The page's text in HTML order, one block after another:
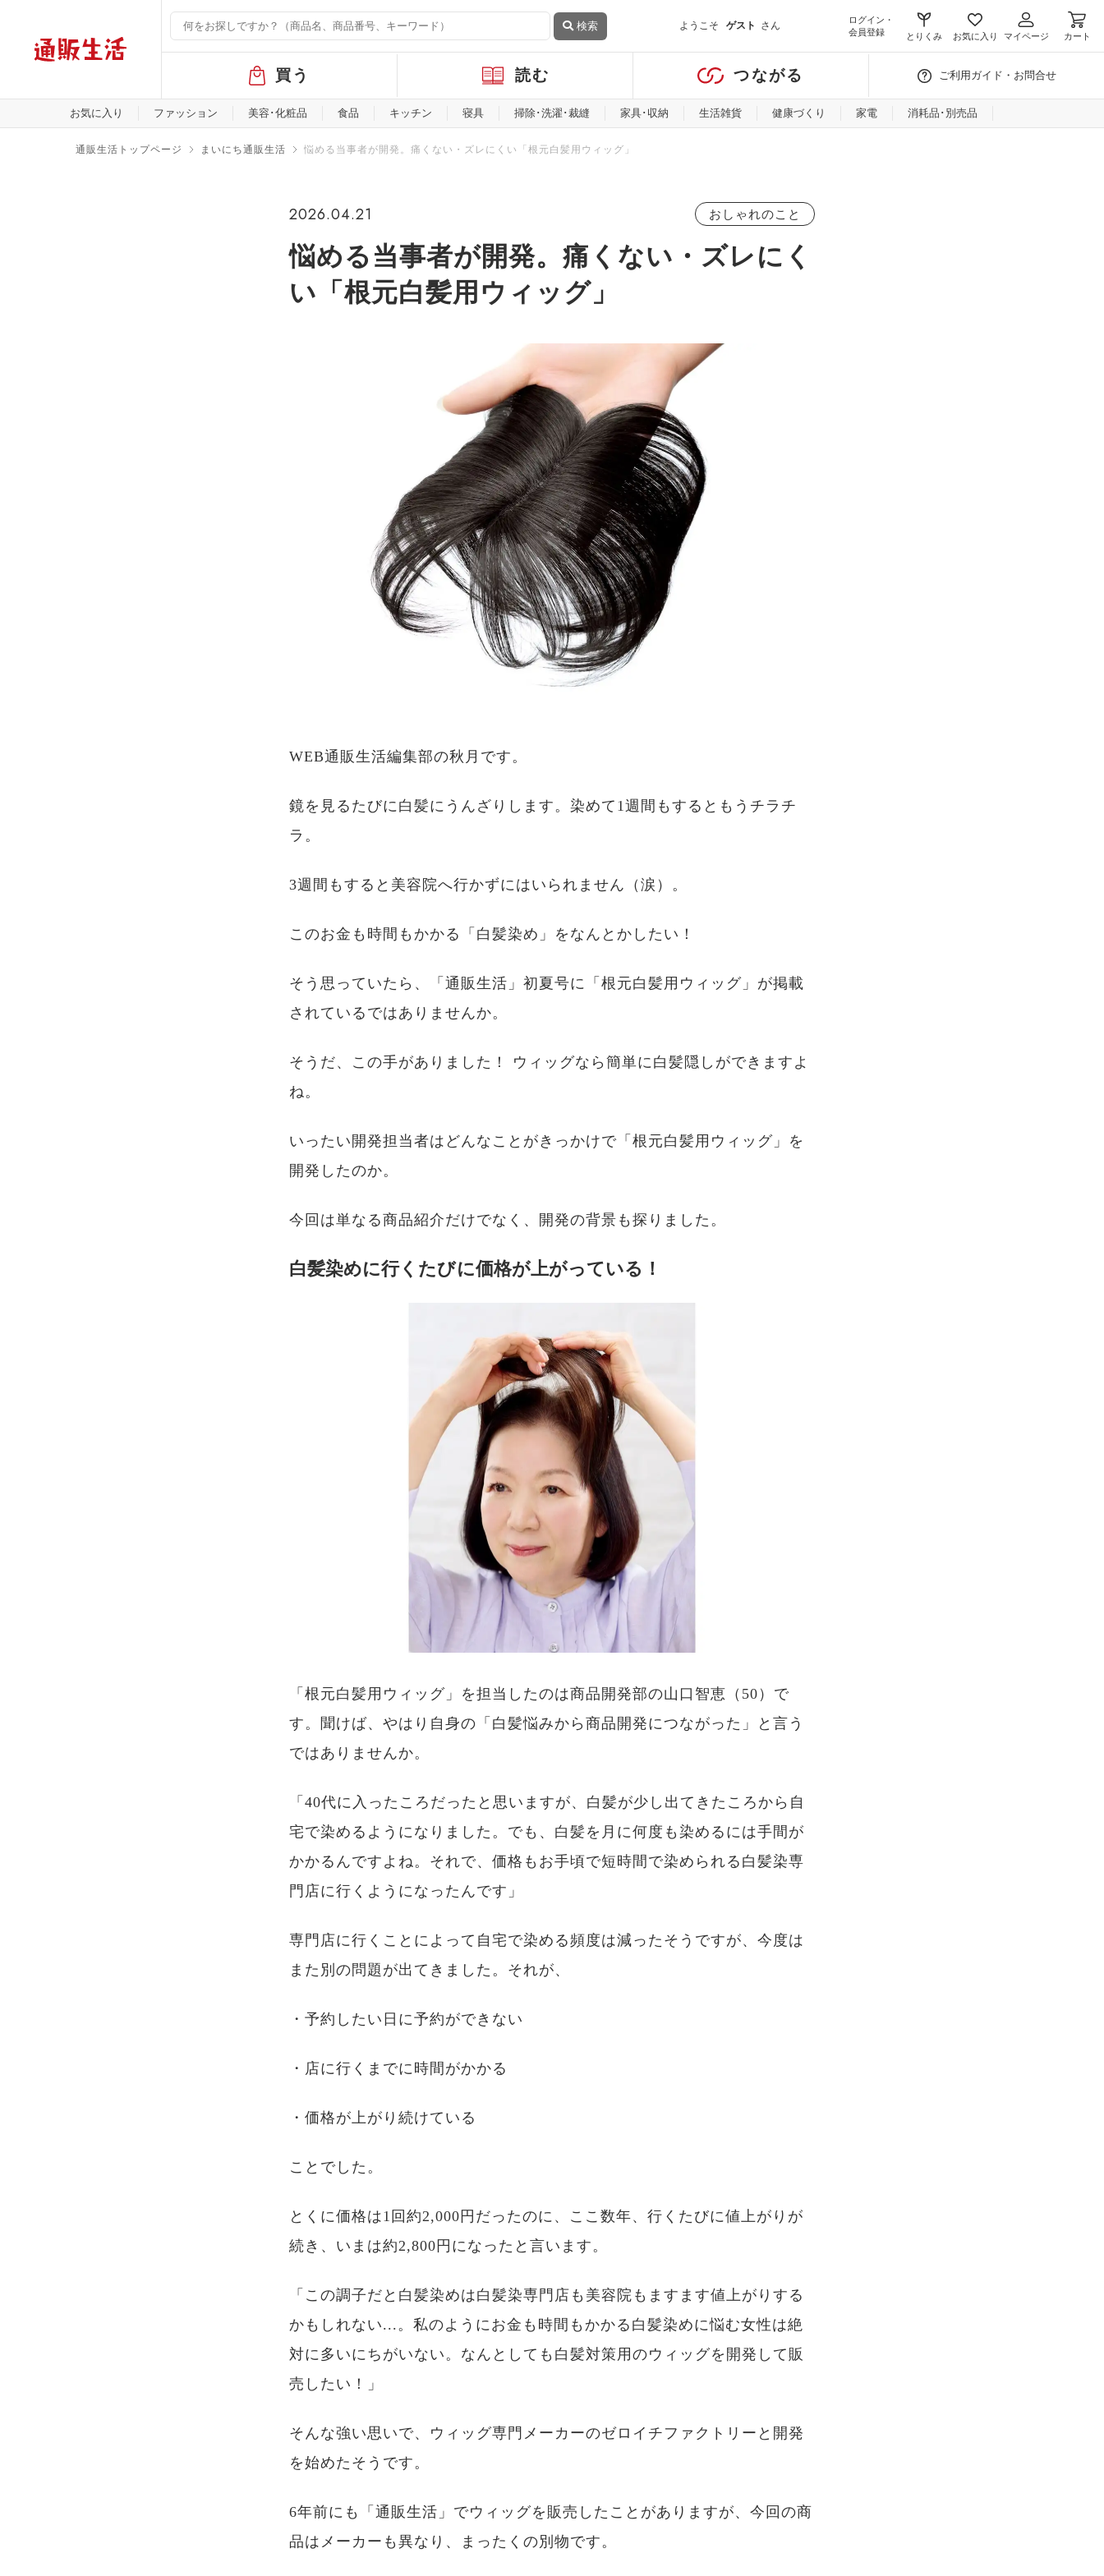
検索 ようこそ ゲスト さん
ログイン・
会員登録
とりくみ お気に入り マイページ カート
バ
ル
メ
買う 読む つながる ご利用ガイド・お問合せ
お気に入り ファッション 美容･化粧品 食品 キッチン 寝具 掃除･洗濯･裁縫 家具･収納 生活雑貨 健康づくり 家電 消耗品･別売品
通販生活トップページ まいにち通販生活 悩める当事者が開発。痛くない・ズレにくい「根元白髪用ウィッグ」
2026.04.21 おしゃれのこと
悩める当事者が開発。痛くない・ズレにく
い「根元白髪用ウィッグ」
WEB通販生活編集部の秋月です。
鏡を見るたびに白髪にうんざりします。染めて1週間もするともうチラチ
ラ。
3週間もすると美容院へ行かずにはいられません（涙）。
このお金も時間もかかる「白髪染め」をなんとかしたい！
そう思っていたら、「通販生活」初夏号に「根元白髪用ウィッグ」が掲載
されているではありませんか。
そうだ、この手がありました！ ウィッグなら簡単に白髪隠しができますよ
ね。
いったい開発担当者はどんなことがきっかけで「根元白髪用ウィッグ」を
開発したのか。
今回は単なる商品紹介だけでなく、開発の背景も探りました。
白髪染めに行くたびに価格が上がっている！
「根元白髪用ウィッグ」を担当したのは商品開発部の山口智恵（50）で
す。聞けば、やはり自身の「白髪悩みから商品開発につながった」と言う
ではありませんか。
「40代に入ったころだったと思いますが、白髪が少し出てきたころから自
宅で染めるようになりました。でも、白髪を月に何度も染めるには手間が
かかるんですよね。それで、価格もお手頃で短時間で染められる白髪染専
門店に行くようになったんです」
専門店に行くことによって自宅で染める頻度は減ったそうですが、今度は
また別の問題が出てきました。それが、
・予約したい日に予約ができない
・店に行くまでに時間がかかる
・価格が上がり続けている
ことでした。
とくに価格は1回約2,000円だったのに、ここ数年、行くたびに値上がりが
続き、いまは約2,800円になったと言います。
「この調子だと白髪染めは白髪染専門店も美容院もますます値上がりする
かもしれない...。私のようにお金も時間もかかる白髪染めに悩む女性は絶
対に多いにちがいない。なんとしても白髪対策用のウィッグを開発して販
売したい！」
そんな強い思いで、ウィッグ専門メーカーのゼロイチファクトリーと開発
を始めたそうです。
6年前にも「通販生活」でウィッグを販売したことがありますが、今回の商
品はメーカーも異なり、まったくの別物です。